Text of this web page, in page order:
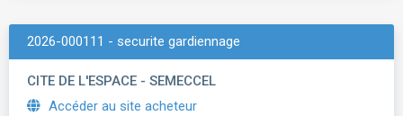
2026-000111 - securite gardiennage
CITE DE L'ESPACE - SEMECCEL
Accéder au site acheteur